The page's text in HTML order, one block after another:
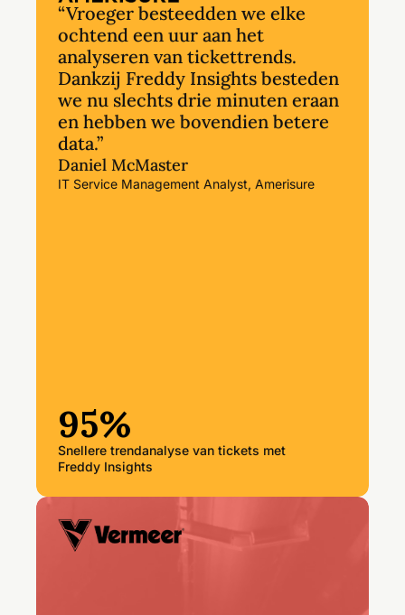
“Vroeger besteedden we elke
ochtend een uur aan het
analyseren van tickettrends.
Dankzij Freddy Insights besteden
we nu slechts drie minuten eraan
en hebben we bovendien betere
data.”
Daniel McMaster
IT Service Management Analyst, Amerisure
95%
Snellere trendanalyse van tickets met
Freddy Insights